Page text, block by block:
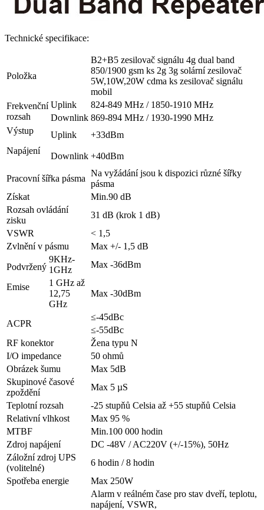
Technické specifikace:
Položka
B2+B5 zesilovač signálu 4g dual band
850/1900 gsm ks 2g 3g solární zesilovač
5W,10W,20W cdma ks zesilovač signálu
mobil
Frekvenční
rozsah
Uplink
824-849 MHz / 1850-1910 MHz
Downlink 869-894 MHz / 1930-1990 MHz
Výstup
Napájení
Uplink +33dBm
Downlink +40dBm
Pracovní šířka pásma
Na vyžádání jsou k dispozici různé šířky
pásma
Získat
Min.90 dB
Rozsah ovládání
zisku
31 dB (krok 1 dB)
VSWR
< 1,5
Zvlnění v pásmu
Max +/- 1,5 dB
Podvržený
Emise
9KHz-
1GHz
Max -36dBm
1 GHz až
12,75
GHz
Max -30dBm
ACPR
≤-45dBc
≤-55dBc
RF konektor
Žena typu N
I/O impedance
50 ohmů
Obrázek šumu
Max 5dB
Skupinové časové
zpoždění
Max 5 µS
Teplotní rozsah
-25 stupňů Celsia až +55 stupňů Celsia
Relativní vlhkost
Max 95 %
MTBF
Min.100 000 hodin
Zdroj napájení
DC -48V / AC220V (+/-15%), 50Hz
Záložní zdroj UPS
(volitelné)
6 hodin / 8 hodin
Spotřeba energie
Max 250W
Alarm v reálném čase pro stav dveří, teplotu,
napájení, VSWR,